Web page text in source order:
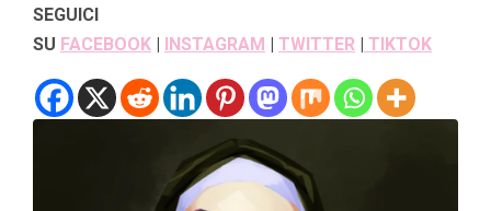
SEGUICI
SU FACEBOOK | INSTAGRAM | TWITTER | TIKTOK